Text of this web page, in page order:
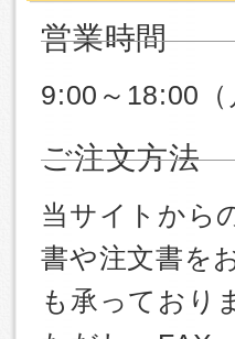
R2 / SC-T72RC0 / SC-
72RC9 / SC-T7DRC9 / SC-
営業時間
9:00～18:00
ご注文方法
当サイトから
書や注文書を
も承っており